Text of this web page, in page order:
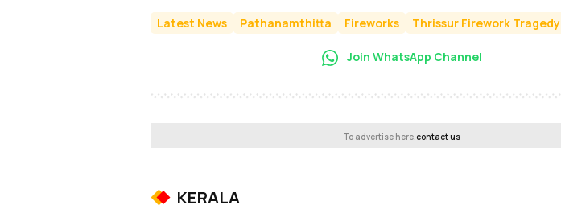
Latest News Pathanamthitta Fireworks Thrissur Firework Tragedy
Join WhatsApp Channel
To advertise here,contact us
KERALA